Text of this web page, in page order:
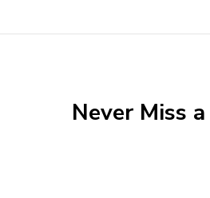
Never Miss